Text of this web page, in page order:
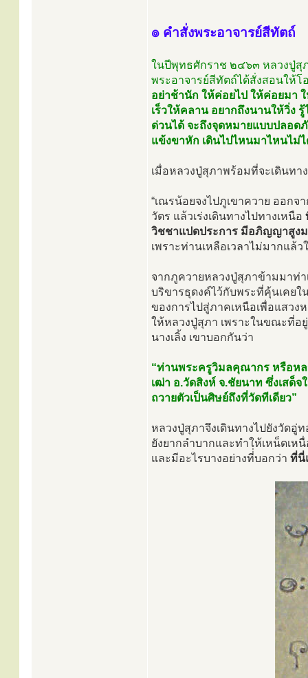
๏ คำสั่งพระอาจารย์สีทัตถ์
ในปีพุทธศักราช ๒๔๖๓ หลวงปู่สุ
พระอาจารย์สีทัตถ์ได้สั่งสอนให้โ
อย่าช้านัก ให้ค่อยไป ให้ค่อยมา
เร็วให้คลาน อยากถึงนานให้วิ่ง
ด่วนได้ จะถึงจุดหมายแบบปลอด
แข้งขาหัก เดินไปไหนมาไหนไม่
เมื่อหลวงปู่สุภาพร้อมที่จะเดินทา
“เณรน้อยจงไปภูเขาควาย ออกจ
วัตร แล้วเร่งเดินทางไปทางเหนือ
วิชชาแปดประการ มีอภิญญาสูงม
เพราะท่านเหลือเวลาไม่มากแล้
จากภูควายหลวงปู่สุภาข้ามมาท่
บริขารธุดงค์ไว้กับพระที่คุ้นเคยใ
ของการไปสู่ภาคเหนือเพื่อแสวง
ให้หลวงปู่สุภา เพราะในขณะที่อ
นางเลิ้ง เขาบอกกันว่า
“ท่านพระครูวิมลคุณากร หรือหล
เฒ่า อ.วัดสิงห์ จ.ชัยนาท ซึ่งเสด็
ถวายตัวเป็นศิษย์ถึงที่วัดทีเดียว”
หลวงปู่สุภาจึงเดินทางไปยังวัดอู่
ยังยากลำบากและทำให้เหน็ดเห
และมีอะไรบางอย่างที่่บอกว่า ที่นี่